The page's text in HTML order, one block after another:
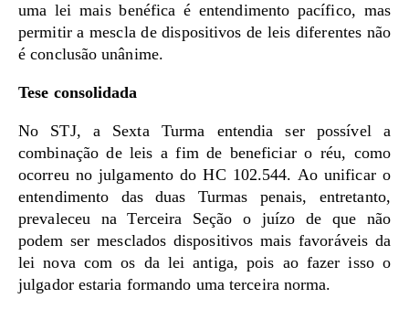
uma lei mais benéfica é entendimento pacífico, mas
permitir a mescla de dispositivos de leis diferentes não
é conclusão unânime.
Tese consolidada
No STJ, a Sexta Turma entendia ser possível a
combinação de leis a fim de beneficiar o réu, como
ocorreu no julgamento do HC 102.544. Ao unificar o
entendimento das duas Turmas penais, entretanto,
prevaleceu na Terceira Seção o juízo de que não
podem ser mesclados dispositivos mais favoráveis da
lei nova com os da lei antiga, pois ao fazer isso o
julgador estaria formando uma terceira norma.